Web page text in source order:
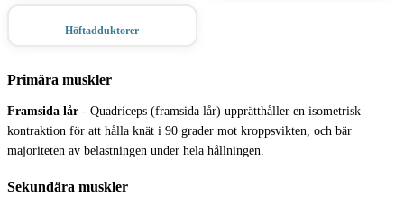
Höftadduktorer
Primära muskler
Framsida lår - Quadriceps (framsida lår) upprätthåller en isometrisk
kontraktion för att hålla knät i 90 grader mot kroppsvikten, och bär
majoriteten av belastningen under hela hållningen.
Sekundära muskler